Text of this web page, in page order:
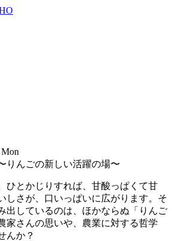
りんごの新しい活躍の場〜
ひとかじりすれば、甘酸っぱくて甘
しさが、口いっぱいに広がります。そ
出しているのは、ほかならぬ「りんご
家さんの思いや、農業に対する哲学
んか？